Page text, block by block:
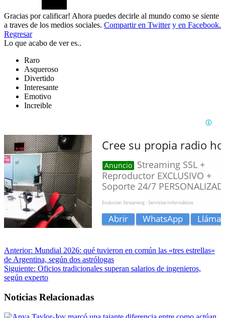
Gracias por calificar! Ahora puedes decirle al mundo como se siente
a traves de los medios sociales. Compartir en Twitter y en Facebook.
Regresar
Lo que acabo de ver es..
Raro
Asqueroso
Divertido
Interesante
Emotivo
Increible
Anterior: Mundial 2026: qué tuvieron en común las «tres estrellas»
de Argentina, según dos astrólogas
Siguiente: Oficios tradicionales superan salarios de ingenieros,
según experto
Noticias Relacionadas